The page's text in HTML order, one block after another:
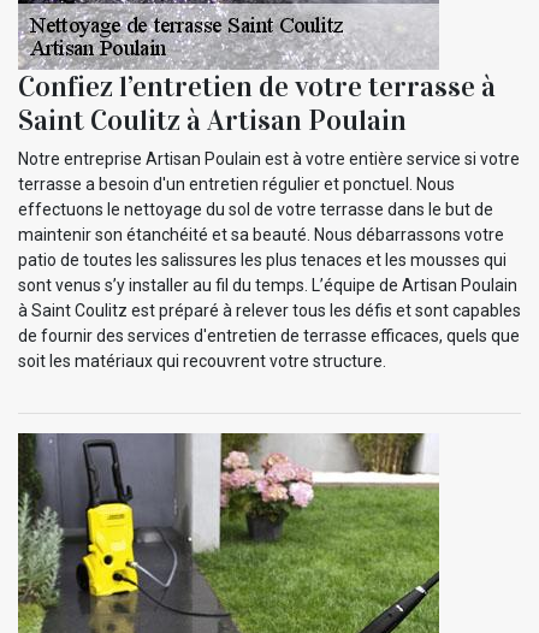
Confiez l’entretien de votre terrasse à
Saint Coulitz à Artisan Poulain
Notre entreprise Artisan Poulain est à votre entière service si votre
terrasse a besoin d'un entretien régulier et ponctuel. Nous
effectuons le nettoyage du sol de votre terrasse dans le but de
maintenir son étanchéité et sa beauté. Nous débarrassons votre
patio de toutes les salissures les plus tenaces et les mousses qui
sont venus s’y installer au fil du temps. L’équipe de Artisan Poulain
à Saint Coulitz est préparé à relever tous les défis et sont capables
de fournir des services d'entretien de terrasse efficaces, quels que
soit les matériaux qui recouvrent votre structure.